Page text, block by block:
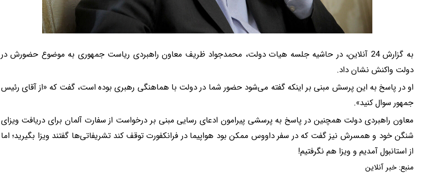
به گزارش 24 آنلاین، در حاشیه جلسه هیات دولت، محمدجواد ظریف معاون راهبردی ریاست جمهوری به موضوع حضورش در
دولت واکنش نشان داد.
او در پاسخ به این پرسش مبنی بر اینکه گفته می‌شود حضور شما در دولت با هماهنگی رهبری بوده است، گفت که «از آقای رئیس
جمهور سوال کنید».
معاون راهبردی دولت همچنین در پاسخ به پرسشی پیرامون ادعای رسایی مبنی بر درخواست از سفارت آلمان برای دریافت ویزای
شنگن خود و همسرش نیز گفت که در سفر داووس ممکن بود هواپیما در فرانکفورت توقف کند تشریفاتی‌ها گفتند ویزا بگیرید؛ اما
از استانبول آمدیم و ویزا هم نگرفتیم!
منبع: خبر آنلاین
ثبت نام کنید
ثبت نام کنید
ثبت نام کنید